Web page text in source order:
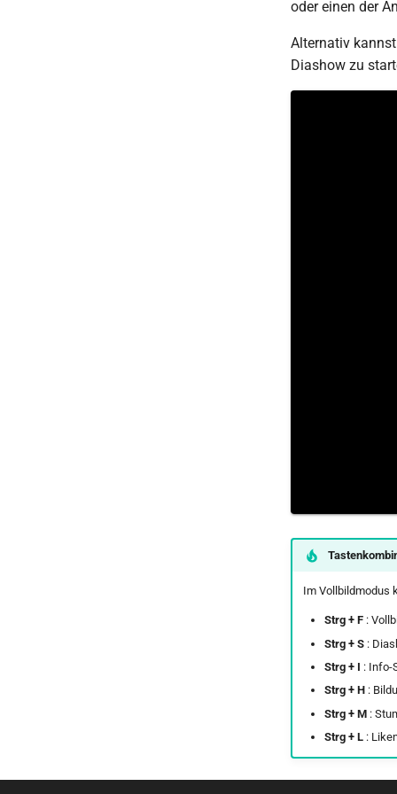
oder einen der
Alternativ
Diashow zu
Im Vollbildmodus
Strg + F:
Strg + S:
Strg + I : Info-
Strg + H:
Strg + M:
Strg + L: